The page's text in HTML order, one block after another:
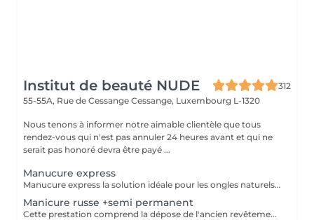
Institut de beauté NUDE
312
55-55A, Rue de Cessange Cessange, Luxembourg L-1320
Nous tenons à informer notre aimable clientèle que tous
rendez-vous qui n'est pas annuler 24 heures avant et qui ne
serait pas honoré devra être payé ...
Manucure express
Manucure express la solution idéale pour les ongles naturels courts. Cette prestation comprend la dépose du revêtement, une préparation rapide des ongles et des cuticules, un renforcement avec une base rubber transparente et une finition avec un top camouflage. Sans modification de la forme naturelle de l'ongle : nous conservons votre forme habituelle, ovale ou carrée.
Manicure russe +semi permanent
Cette prestation comprend la dépose de l'ancien revêtement, le soin des cuticules, le travail des contours de l'ongle, la préparation de la plaque ongulaire et l'application d'un nouveau vernis semi-permanent. Afin de conserver un résultat soigné et durable, un remplissage est recommandé toutes les 2,5 à 3 semaines.